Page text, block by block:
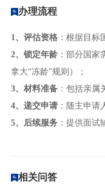
办理流程
1、评估资格：根据目标
2、锁定年龄：部分国家
拿大“冻龄”规则）；
3、材料准备：包括亲属
4、递交申请：随主申请
5、后续服务：提供面试
相关问答